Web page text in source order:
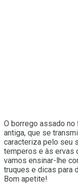
O borrego assado no
antiga, que se
caracteriza pelo seu
temperos e às ervas
vamos ensinar-lhe
truques e dicas para
Bom apetite!